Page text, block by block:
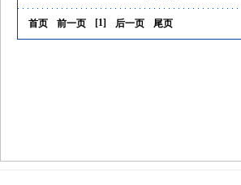
首页 前一页 [1] 后一页 尾页